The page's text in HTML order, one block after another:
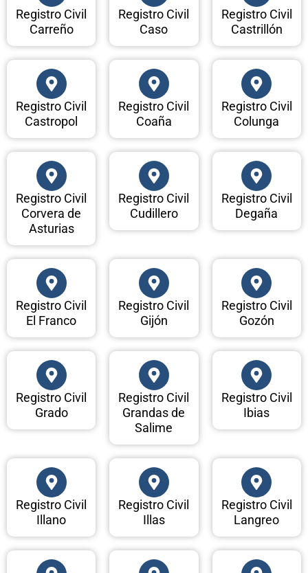
Registro Civil
Carreño
Registro Civil
Caso
Registro Civil
Castrillón
Registro Civil
Castropol
Registro Civil
Coaña
Registro Civil
Colunga
Registro Civil
Corvera de
Asturias
Registro Civil
Cudillero
Registro Civil
Degaña
Registro Civil
El Franco
Registro Civil
Gijón
Registro Civil
Gozón
Registro Civil
Grado
Registro Civil
Grandas de
Salime
Registro Civil
Ibias
Registro Civil
Illano
Registro Civil
Illas
Registro Civil
Langreo